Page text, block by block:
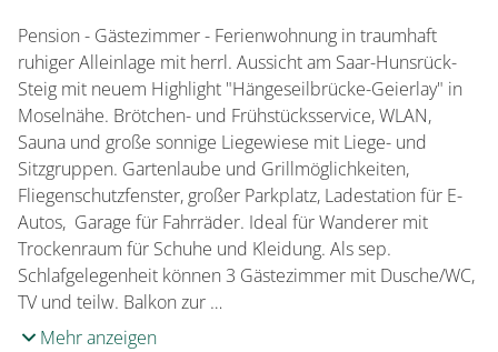
Pension - Gästezimmer - Ferienwohnung in traumhaft
ruhiger Alleinlage mit herrl. Aussicht am Saar-Hunsrück-
Steig mit neuem Highlight "Hängeseilbrücke-Geierlay" in
Moselnähe. Brötchen- und Frühstücksservice, WLAN,
Sauna und große sonnige Liegewiese mit Liege- und
Sitzgruppen. Gartenlaube und Grillmöglichkeiten,
Fliegenschutzfenster, großer Parkplatz, Ladestation für E-
Autos, Garage für Fahrräder. Ideal für Wanderer mit
Trockenraum für Schuhe und Kleidung. Als sep.
Schlafgelegenheit können 3 Gästezimmer mit Dusche/WC,
TV und teilw. Balkon zur …
Mehr anzeigen